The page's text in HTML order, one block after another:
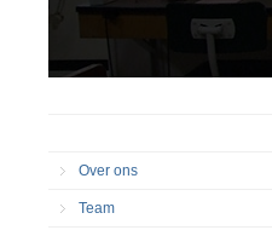
Over ons
Team